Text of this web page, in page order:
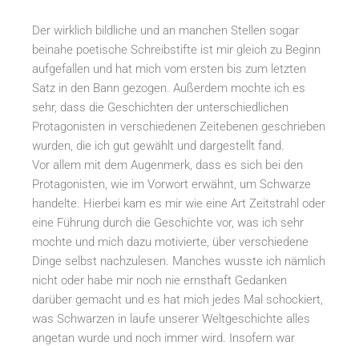
Der wirklich bildliche und an manchen Stellen sogar
beinahe poetische Schreibstifte ist mir gleich zu Beginn
aufgefallen und hat mich vom ersten bis zum letzten
Satz in den Bann gezogen. Außerdem mochte ich es
sehr, dass die Geschichten der unterschiedlichen
Protagonisten in verschiedenen Zeitebenen geschrieben
wurden, die ich gut gewählt und dargestellt fand.
Vor allem mit dem Augenmerk, dass es sich bei den
Protagonisten, wie im Vorwort erwähnt, um Schwarze
handelte. Hierbei kam es mir wie eine Art Zeitstrahl oder
eine Führung durch die Geschichte vor, was ich sehr
mochte und mich dazu motivierte, über verschiedene
Dinge selbst nachzulesen. Manches wusste ich nämlich
nicht oder habe mir noch nie ernsthaft Gedanken
darüber gemacht und es hat mich jedes Mal schockiert,
was Schwarzen in laufe unserer Weltgeschichte alles
angetan wurde und noch immer wird. Insofern war